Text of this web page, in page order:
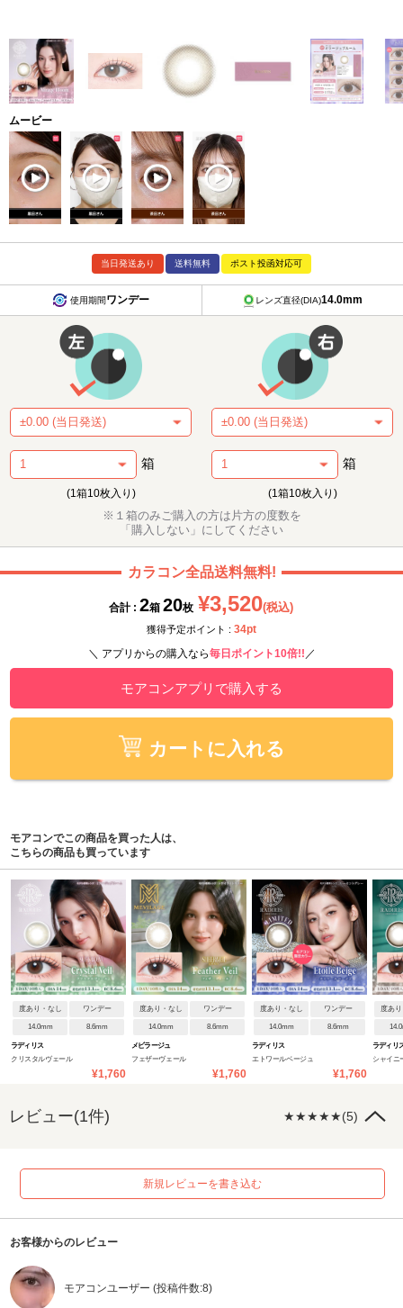
ムービー
当日発送あり 送料無料 ポスト投函対応可
使用期間ワンデー レンズ直径(DIA)14.0mm
箱
(1箱10枚入り)
箱
(1箱10枚入り)
※１箱のみご購入の方は片方の度数を
「購入しない」にしてください
カラコン全品送料無料!
合計 : 2箱 20枚 ¥3,520(税込)
獲得予定ポイント : 34pt
＼ アプリからの購入なら毎日ポイント10倍!! ／
モアコンアプリで購入する
カートに入れる
モアコンでこの商品を買った人は、
こちらの商品も買っています
度あり・なし ワンデー
14.0mm 8.6mm
ラディリス
クリスタルヴェール
¥1,760
度あり・なし ワンデー
14.0mm 8.6mm
メビラージュ
フェザーヴェール
¥1,760
度あり・なし ワンデー
14.0mm 8.6mm
ラディリス
エトワールベージュ
¥1,760
度あ
ラディリ
シャイニ
レビュー(1件) ★★★★★(5)
新規レビューを書き込む
お客様からのレビュー
モアコンユーザー (投稿件数:8)